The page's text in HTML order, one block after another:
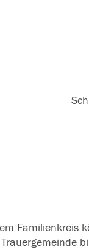
Familienkreis
Trauergemeinde